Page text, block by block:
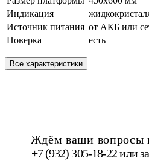
Индикация
Источник питания от АКБ или
Поверка
есть
Все характеристики
Ждём ваши вопросы
+7 (932) 305-18-22 или